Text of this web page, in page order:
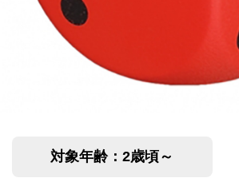
対象年齢：2歳頃～